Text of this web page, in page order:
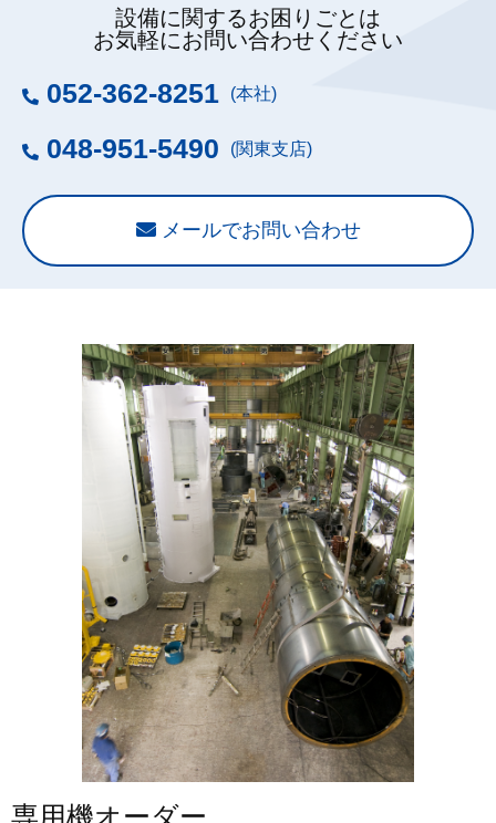
設備に関するお困りごとは
お気軽にお問い合わせください
052-362-8251 (本社)
048-951-5490 (関東支店)
メールでお問い合わせ
専用機オーダー